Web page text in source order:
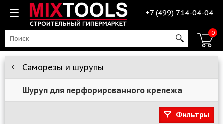
+7 (499) 714-04-04
0
Саморезы и шурупы
Шуруп для перфорированного крепежа
Фильтры